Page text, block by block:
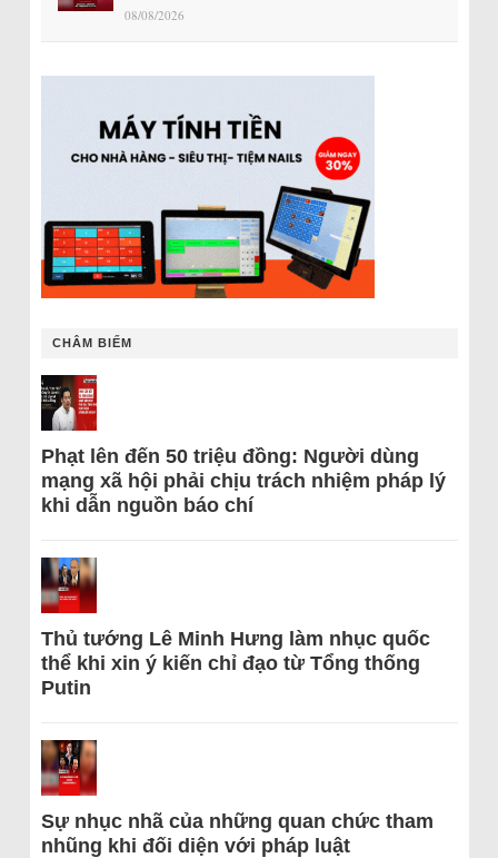
08/08/2026
CHÂM BIẾM
Phạt lên đến 50 triệu đồng: Người dùng
mạng xã hội phải chịu trách nhiệm pháp lý
khi dẫn nguồn báo chí
Thủ tướng Lê Minh Hưng làm nhục quốc
thể khi xin ý kiến chỉ đạo từ Tổng thống
Putin
Sự nhục nhã của những quan chức tham
nhũng khi đối diện với pháp luật